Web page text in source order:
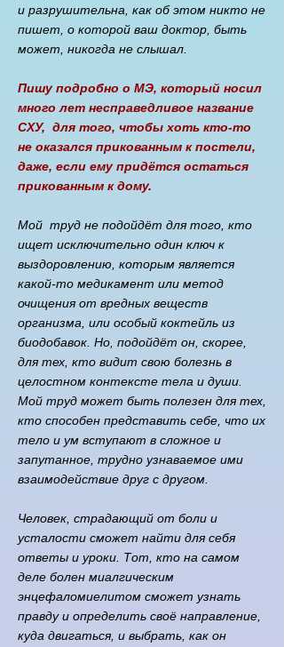
и разрушительна, как об этом никто не
пишет, о которой ваш доктор, быть
может, никогда не слышал.
Пишу подробно о МЭ, который носил
много лет несправедливое название
СХУ, для того, чтобы хоть кто-то
не оказался прикованным к постели,
даже, если ему придётся остаться
прикованным к дому.​
Мой труд не подойдёт для того, кто
ищет исключительно один ключ к
выздоровлению, которым является
какой-то медикамент или метод
очищения от вредных веществ
организма, или особый коктейль из
биодобавок. Но, подойдёт он, скорее,
для тех, кто видит свою болезнь в
целостном контексте тела и души.
Мой труд может быть полезен для тех,
кто способен представить себе, что их
тело и ум вступают в сложное и
запутанное, трудно узнаваемое ими
взаимодействие друг с другом.
Человек, страдающий от боли и
усталости сможет найти для себя
ответы и уроки. Тот, кто на самом
деле болен миалгическим
энцефаломиелитом сможет узнать
правду и определить своё направление,
куда двигаться, и выбрать, как он